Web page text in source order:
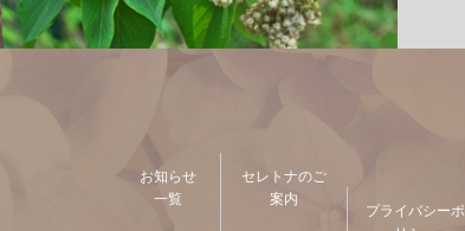
お知らせ
一覧
セレトナのご
案内
プライバシーポ